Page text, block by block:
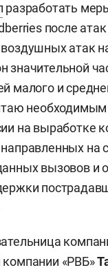
разработать
после
атак
значительной
малого и
на выработке
на
вызовов и
«РВБ»